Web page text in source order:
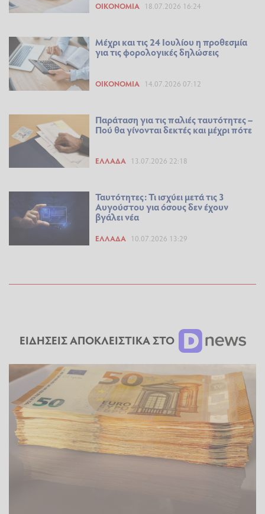
ΟΙΚΟΝΟΜΊΑ 18.07.2026 16:24
Μέχρι και τις 24 Ιουλίου η προθεσμία
για τις φορολογικές δηλώσεις
ΟΙΚΟΝΟΜΊΑ 14.07.2026 07:12
Παράταση για τις παλιές ταυτότητες –
Πού θα γίνονται δεκτές και μέχρι πότε
ΕΛΛΆΔΑ 13.07.2026 22:18
Ταυτότητες: Τι ισχύει μετά τις 3
Αυγούστου για όσους δεν έχουν
βγάλει νέα
ΕΛΛΆΔΑ 10.07.2026 13:29
ΕΙΔΗΣΕΙΣ ΑΠΟΚΛΕΙΣΤΙΚΑ ΣΤΟ